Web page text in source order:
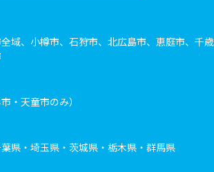
域、小樽市、石狩市、北広島市、恵庭市、千歳
・天童市のみ）
県・埼玉県・茨城県・栃木県・群馬県